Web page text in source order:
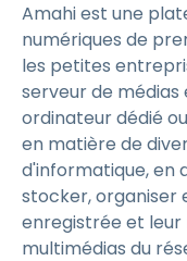
Amahi est une
numériques de
les petites
serveur de
ordinateur dédié
en matière de
d'informatique, en
stocker, organiser
enregistrée et leur
multimédias du